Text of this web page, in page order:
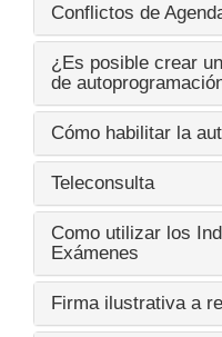
Conflictos de
¿Es posible crear
de
Cómo habilitar la
Teleconsulta
Como utilizar los
Exámenes
Firma ilustrativa a